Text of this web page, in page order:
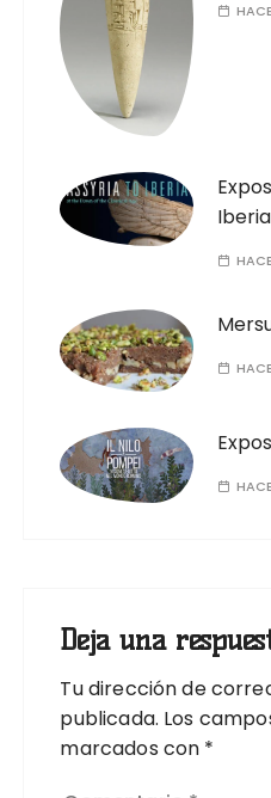
Iberia
Deja una
Tu dirección de
publicada. Los
marcados con *